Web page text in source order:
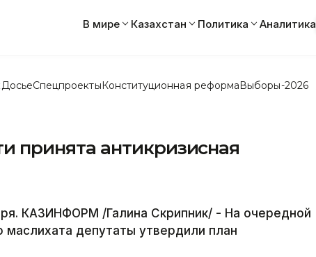
В мире Казахстан Политика Аналитика
ДосьеСпецпроектыКонституционная реформаВыборы-2026
принята антикризисная
КАЗИНФОРМ /Галина Скрипник/ - На очередной
депутаты утвердили план